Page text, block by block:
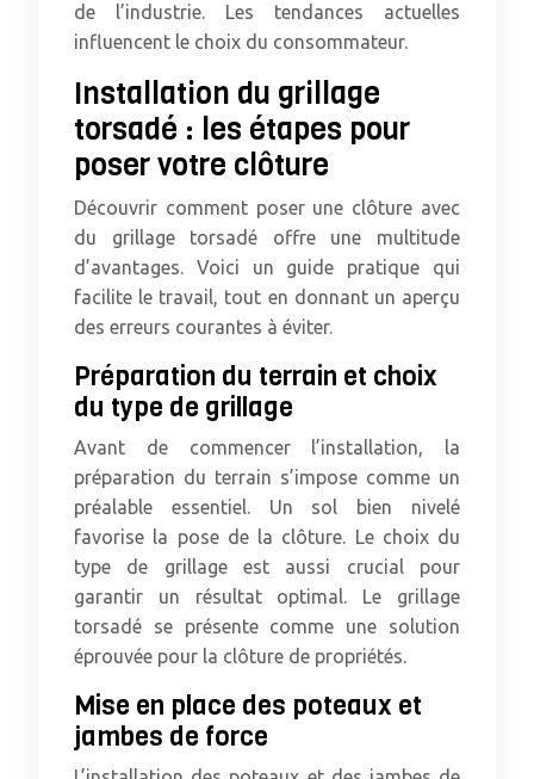
de l’industrie. Les tendances actuelles
influencent le choix du consommateur.
Installation du grillage
torsadé : les étapes pour
poser votre clôture
Découvrir comment poser une clôture avec
du grillage torsadé offre une multitude
d’avantages. Voici un guide pratique qui
facilite le travail, tout en donnant un aperçu
des erreurs courantes à éviter.
Préparation du terrain et choix
du type de grillage
Avant de commencer l’installation, la
préparation du terrain s’impose comme un
préalable essentiel. Un sol bien nivelé
favorise la pose de la clôture. Le choix du
type de grillage est aussi crucial pour
garantir un résultat optimal. Le grillage
torsadé se présente comme une solution
éprouvée pour la clôture de propriétés.
Mise en place des poteaux et
jambes de force